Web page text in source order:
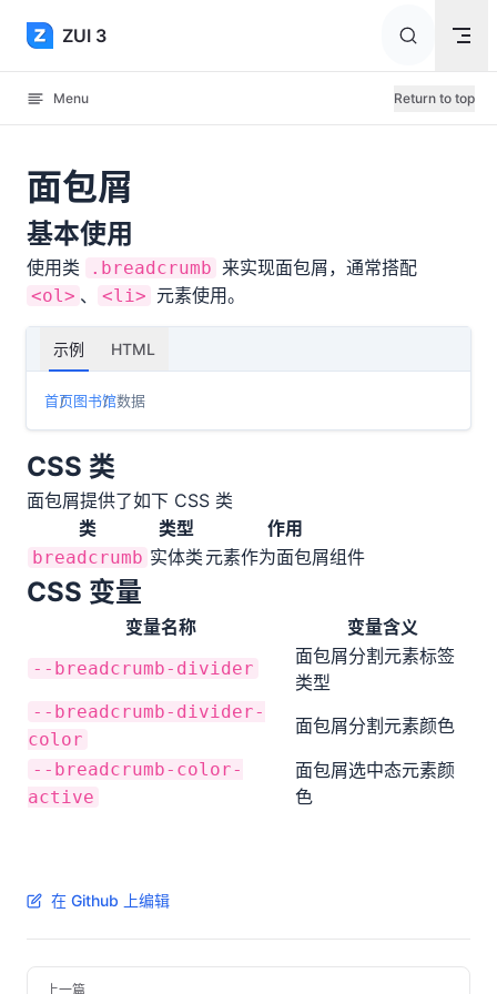
Skip to content
ZUI 3
Menu Return to top
面包屑
基本使用
使用类 .breadcrumb 来实现面包屑，通常搭配
<ol> 、 <li> 元素使用。
示例 HTML
首页图书馆数据
CSS 类
面包屑提供了如下 CSS 类
类
类型 作用
breadcrumb 实体类 元素作为面包屑组件
CSS 变量
变量名称 变量含义
--breadcrumb-divider
面包屑分割元素标签
类型
--breadcrumb-divider-
color
面包屑分割元素颜色
--breadcrumb-color-
active
面包屑选中态元素颜
色
在 Github 上编辑
上一篇